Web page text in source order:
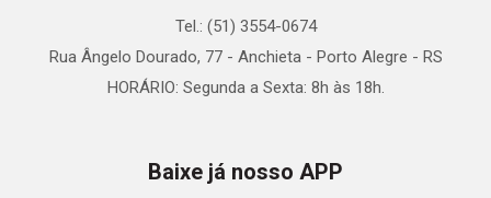
Tel.: (51) 3554-0674
Rua Ângelo Dourado, 77 - Anchieta - Porto Alegre - RS
HORÁRIO: Segunda a Sexta: 8h às 18h.
Baixe já nosso APP